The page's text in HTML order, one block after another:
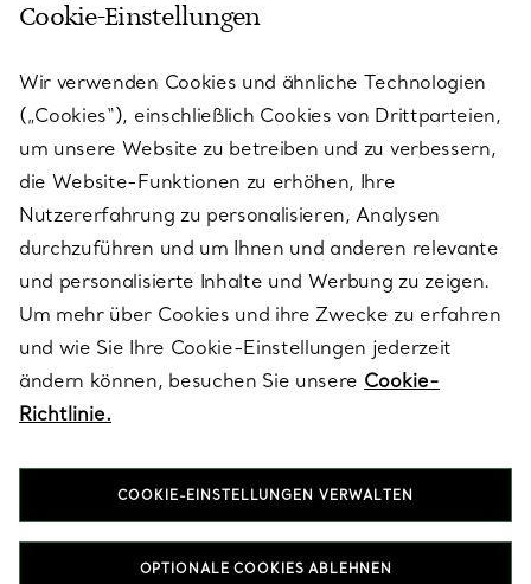
KUNDENSERVICE
SERVICES
ÜBER TIFFANY & CO.
RECHTLICHE HINWEISE
FOLGEN SIE UNS
Cookie-Einstellungen
Wir verwenden Cookies und ähnliche Technologien
(„Cookies“), einschließlich Cookies von Drittparteien,
um unsere Website zu betreiben und zu verbessern,
die Website-Funktionen zu erhöhen, Ihre
Nutzererfahrung zu personalisieren, Analysen
durchzuführen und um Ihnen und anderen relevante
und personalisierte Inhalte und Werbung zu zeigen.
Um mehr über Cookies und ihre Zwecke zu erfahren
und wie Sie Ihre Cookie-Einstellungen jederzeit
ändern können, besuchen Sie unsere Cookie-
Richtlinie.
COOKIE-EINSTELLUNGEN VERWALTEN
OPTIONALE COOKIES ABLEHNEN